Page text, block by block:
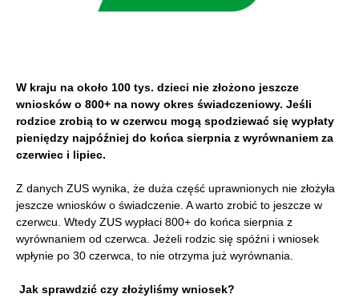
W kraju na około 100 tys. dzieci nie złożono jeszcze
wniosków o 800+ na nowy okres świadczeniowy. Jeśli
rodzice zrobią to w czerwcu mogą spodziewać się wypłaty
pieniędzy najpóźniej do końca sierpnia z wyrównaniem za
czerwiec i lipiec.
Z danych ZUS wynika, że duża część uprawnionych nie złożyła
jeszcze wniosków o świadczenie. A warto zrobić to jeszcze w
czerwcu. Wtedy ZUS wypłaci 800+ do końca sierpnia z
wyrównaniem od czerwca. Jeżeli rodzic się spóźni i wniosek
wpłynie po 30 czerwca, to nie otrzyma już wyrównania.
Jak sprawdzić czy złożyliśmy wniosek?